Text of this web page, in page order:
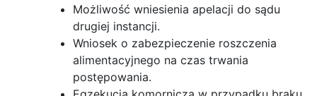
Możliwość wniesienia apelacji do sądu
drugiej instancji.
Wniosek o zabezpieczenie roszczenia
alimentacyjnego na czas trwania
postępowania.